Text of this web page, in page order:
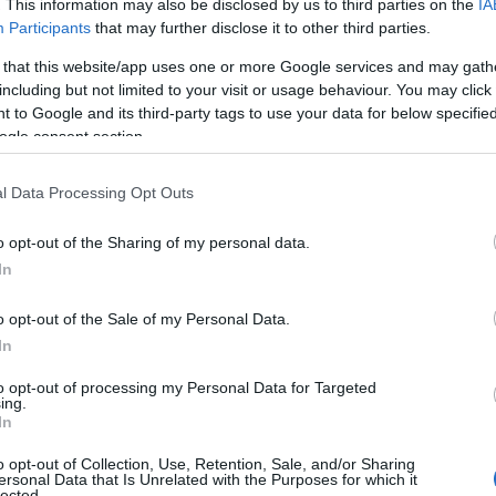
This information may also be disclosed by us to third parties on the
Participants that may further disclose it to other third parties.
that this website/app uses one or more Google services and may
but not limited to your visit or usage behaviour. You may
to Google and its third-party tags to use your data for below
consent section.
Data Processing Opt Outs
opt-out of the Sharing of my personal data.
opt-out of the Sale of my Personal Data.
opt-out of processing my Personal Data for Targeted
opt-out of Collection, Use, Retention, Sale, and/or Sharing
Data that Is Unrelated with the Purposes for which it
είπε ότι «η εβδομάδα μπαίνει με
έρχονται από την Τρίτη γιατί θα δούμε
Τρίτη μέχρι την Παρασκευή. Θα έχουμε
αλλά το μεσημέρι και το απόγευμα
του τριημέρου του Αγίου Πνεύματος, ο κ.
μακριά», είπε: «Θα κάνω μια πρώτη
το απόγευμα αυτού του είδους τον
καταιγίδες στα ηπειρωτικά, κυρίως στα
καλές θερμοκρασίες γύρω 26-29
δεν θα βρέχει όλη μέρα, νωρίς το
καλύτερες οι καιρικές συνθήκες».